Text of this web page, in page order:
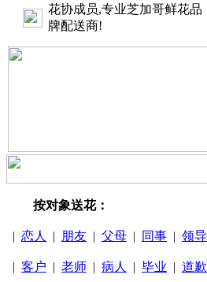
花协成员,专业芝加哥鲜花品
牌配送商!
按对象送花：
| 恋人 | 朋友 | 父母 | 同事 | 领导
| 客户 | 老师 | 病人 | 毕业 | 道歉